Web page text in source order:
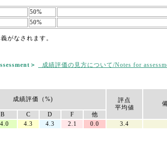
50%
50%
がなされます。
＞ 成績評価の見方について/Notes for
成績評価（%)
評点
平均値
B C D F
他
4.3 4.3 2.1 0.0 3.4